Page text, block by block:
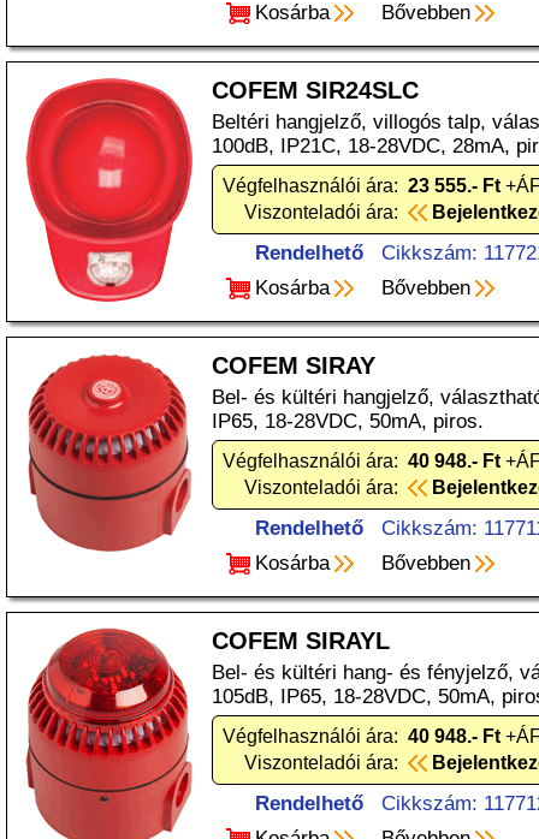
Kosárba
Bővebben
COFEM SIR24SLC
Beltéri hangjelző, villogós talp,
100dB, IP21C, 18-28VDC, 28mA,
Végfelhasználói ára: 23 555.- Ft
Viszonteladói ára:
Rendelhető
Cikkszám:
Kosárba
Bővebben
COFEM SIRAY
Bel- és kültéri hangjelző,
IP65, 18-28VDC, 50mA, piros.
Végfelhasználói ára: 40 948.- Ft
Viszonteladói ára:
Rendelhető
Cikkszám:
Kosárba
Bővebben
COFEM SIRAYL
Bel- és kültéri hang- és fényjelző,
105dB, IP65, 18-28VDC, 50mA,
Végfelhasználói ára: 40 948.- Ft
Viszonteladói ára:
Rendelhető
Cikkszám: